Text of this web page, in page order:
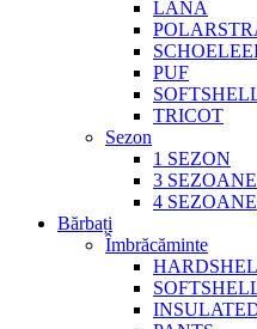
LÂNĂ
PUF
TRICOT
Sezon
1 SEZON
3 SEZOANE
4 SEZOANE
Bărbați
Îmbrăcăminte